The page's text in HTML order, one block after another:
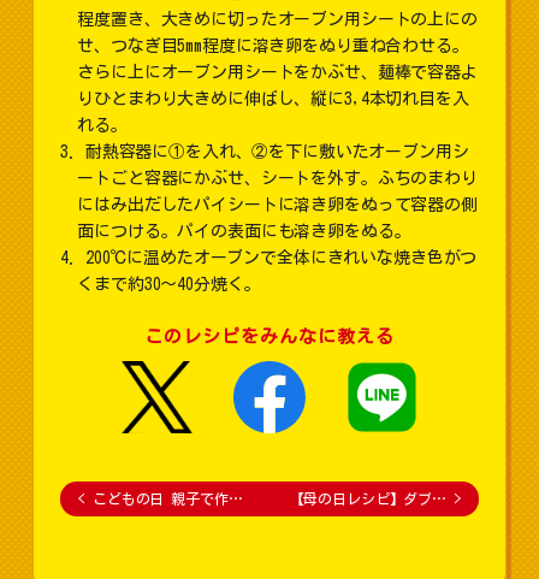
程度置き、大きめに切ったオーブン用シートの上にの
せ、つなぎ目5mm程度に溶き卵をぬり重ね合わせる。
さらに上にオーブン用シートをかぶせ、麺棒で容器よ
りひとまわり大きめに伸ばし、縦に3,4本切れ目を入
れる。
耐熱容器に①を入れ、②を下に敷いたオーブン用シ
ートごと容器にかぶせ、シートを外す。ふちのまわり
にはみ出だしたパイシートに溶き卵をぬって容器の側
面につける。パイの表面にも溶き卵をぬる。
200℃に温めたオーブンで全体にきれいな焼き色がつ
くまで約30～40分焼く。
このレシピをみんなに教える
< こどもの日 親子で作… 【母の日レシピ】ダブ… >